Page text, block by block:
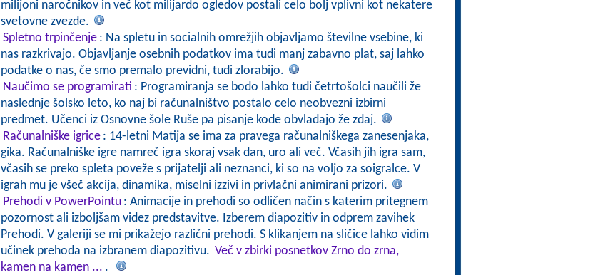
milijoni naročnikov in več kot milijardo ogledov postali celo bolj vplivni kot nekatere
svetovne zvezde.
Spletno trpinčenje : Na spletu in socialnih omrežjih objavljamo številne vsebine, ki
nas razkrivajo. Objavljanje osebnih podatkov ima tudi manj zabavno plat, saj lahko
podatke o nas, če smo premalo previdni, tudi zlorabijo.
Naučimo se programirati : Programiranja se bodo lahko tudi četrtošolci naučili že
naslednje šolsko leto, ko naj bi računalništvo postalo celo neobvezni izbirni
predmet. Učenci iz Osnovne šole Ruše pa pisanje kode obvladajo že zdaj.
Računalniške igrice : 14-letni Matija se ima za pravega računalniškega zanesenjaka,
gika. Računalniške igre namreč igra skoraj vsak dan, uro ali več. Včasih jih igra sam,
včasih se preko spleta poveže s prijatelji ali neznanci, ki so na voljo za soigralce. V
igrah mu je všeč akcija, dinamika, miselni izzivi in privlačni animirani prizori.
Prehodi v PowerPointu : Animacije in prehodi so odličen način s katerim pritegnem
pozornost ali izboljšam videz predstavitve. Izberem diapozitiv in odprem zavihek
Prehodi. V galeriji se mi prikažejo različni prehodi. S klikanjem na sličice lahko vidim
učinek prehoda na izbranem diapozitivu. Več v zbirki posnetkov Zrno do zrna,
kamen na kamen ... .